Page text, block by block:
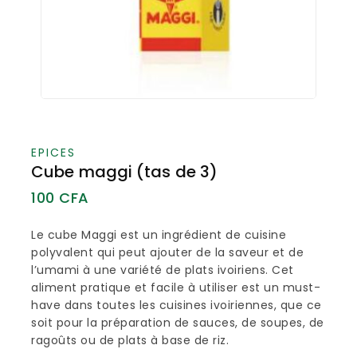
EPICES
Cube maggi (tas de 3)
100 CFA
Le cube Maggi est un ingrédient de cuisine
polyvalent qui peut ajouter de la saveur et de
l’umami à une variété de plats ivoiriens. Cet
aliment pratique et facile à utiliser est un must-
have dans toutes les cuisines ivoiriennes, que ce
soit pour la préparation de sauces, de soupes, de
ragoûts ou de plats à base de riz.